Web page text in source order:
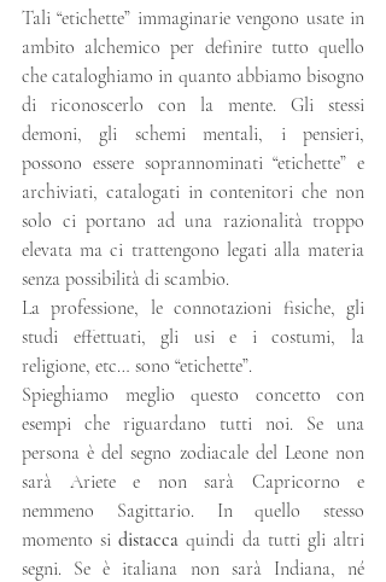
Tali “etichette” immaginarie vengono usate in
ambito alchemico per definire tutto quello
che cataloghiamo in quanto abbiamo bisogno
di riconoscerlo con la mente. Gli stessi
demoni, gli schemi mentali, i pensieri,
possono essere soprannominati “etichette” e
archiviati, catalogati in contenitori che non
solo ci portano ad una razionalità troppo
elevata ma ci trattengono legati alla materia
senza possibilità di scambio.
La professione, le connotazioni fisiche, gli
studi effettuati, gli usi e i costumi, la
religione, etc… sono “etichette”.
Spieghiamo meglio questo concetto con
esempi che riguardano tutti noi. Se una
persona è del segno zodiacale del Leone non
sarà Ariete e non sarà Capricorno e
nemmeno Sagittario. In quello stesso
momento si distacca quindi da tutti gli altri
segni. Se è italiana non sarà Indiana, né